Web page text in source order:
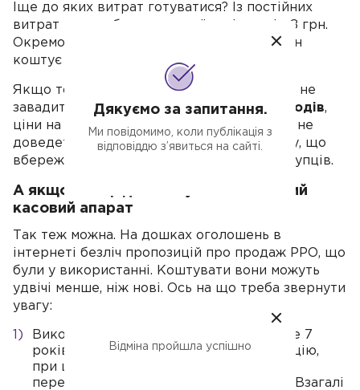
Іще до яких витрат готуватися? Із постійних
витрат — придбання касової стрічки, від 8 грн.
Окремо можна купити
грошовий ящик, він
коштує близько
1,2 тис. грн
Якщо товарних позицій у магазині багато, не
завадить витратитися на сканер штрих-кодів,
ціни на нього від
. Тоді касиру не
доведеться вводити назви товарів вручну, що
вбереже від помилок і невдоволених покупців.
А якщо заощадити й купити вживаний
касовий апарат
Так теж можна. На дошках оголошень в
інтернеті безліч пропозицій про продаж РРО, що
були у використанні. Коштувати вони можуть
удвічі менше, ніж нові. Ось на що треба звернути
увагу:
Використовувати РРО можна не більше 7
років з моменту введення в експлуатацію,
при цьому «вік» пристрою не повинен
перевищувати 9 років з дати випуску. Взагалі
Дякуємо за запитання.
Ми повідомимо, коли публікація з
відповіддю з’явиться на сайті.
Відміна пройшла успішно